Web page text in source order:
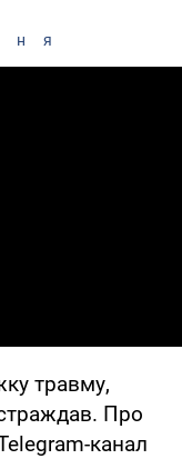
травму,
Про
канал